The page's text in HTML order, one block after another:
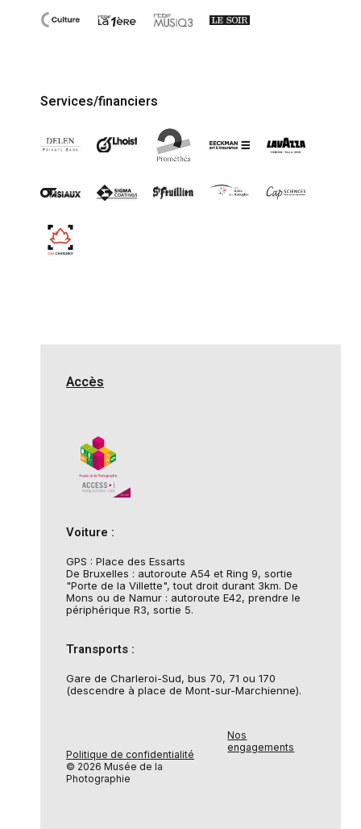
Services/financiers
Accès
Voiture :
GPS : Place des Essarts
De Bruxelles : autoroute A54 et Ring 9, sortie
"Porte de la Villette", tout droit durant 3km. De
Mons ou de Namur : autoroute E42, prendre le
périphérique R3, sortie 5.
Transports :
Gare de Charleroi-Sud, bus 70, 71 ou 170
(descendre à place de Mont-sur-Marchienne).
Politique de confidentialité
© 2026 Musée de la
Photographie
Nos
engagements